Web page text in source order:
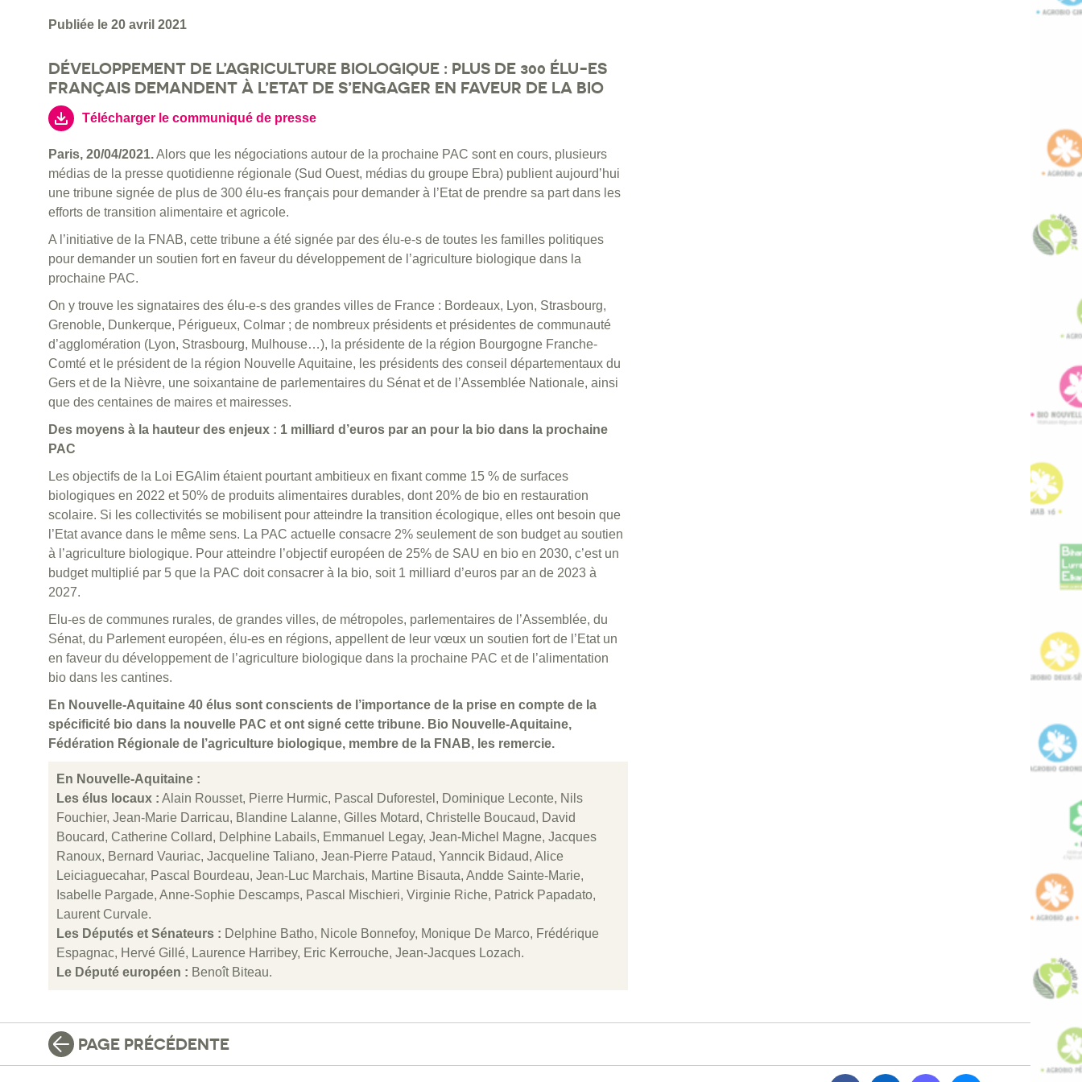
Publiée le 20 avril 2021
DÉVELOPPEMENT DE L’AGRICULTURE BIOLOGIQUE : PLUS DE 300 ÉLU-ES
FRANÇAIS DEMANDENT À L’ETAT DE S’ENGAGER EN FAVEUR DE LA BIO
Télécharger le communiqué de presse
Paris, 20/04/2021.Alors que les négociations autour de la prochaine PAC sont en cours, plusieurs
médias de la presse quotidienne régionale (Sud Ouest, médias du groupe Ebra) publient aujourd’hui
une tribune signée de plus de 300 élu-es français pour demander à l’Etat de prendre sa part dans les
efforts de transition alimentaire et agricole.
A l’initiative de la FNAB, cette tribune a été signée par des élu-e-s de toutes les familles politiques
pour demander un soutien fort en faveur du développement de l’agriculture biologique dans la
prochaine PAC.
On y trouve les signataires des élu-e-s des grandes villes de France : Bordeaux, Lyon, Strasbourg,
Grenoble, Dunkerque, Périgueux, Colmar ; de nombreux présidents et présidentes de communauté
d’agglomération (Lyon, Strasbourg, Mulhouse…), la présidente de la région Bourgogne Franche-
Comté et le président de la région Nouvelle Aquitaine, les présidents des conseil départementaux du
Gers et de la Nièvre, une soixantaine de parlementaires du Sénat et de l’Assemblée Nationale, ainsi
que des centaines de maires et mairesses.
Des moyens à la hauteur des enjeux : 1 milliard d’euros par an pour la bio dans la prochaine
PAC
Les objectifs de la Loi EGAlim étaient pourtant ambitieux en fixant comme 15 % de surfaces
biologiques en 2022 et 50% de produits alimentaires durables, dont 20% de bio en restauration
scolaire. Si les collectivités se mobilisent pour atteindre la transition écologique, elles ont besoin que
l’Etat avance dans le même sens. La PAC actuelle consacre 2% seulement de son budget au soutien
à l’agriculture biologique. Pour atteindre l’objectif européen de 25% de SAU en bio en 2030, c’est un
budget multiplié par 5 que la PAC doit consacrer à la bio, soit 1 milliard d’euros par an de 2023 à
2027.
Elu-es de communes rurales, de grandes villes, de métropoles, parlementaires de l’Assemblée, du
Sénat, du Parlement européen, élu-es en régions, appellent de leur vœux un soutien fort de l’Etat un
en faveur du développement de l’agriculture biologique dans la prochaine PAC et de l’alimentation
bio dans les cantines.
En Nouvelle-Aquitaine 40 élus sont conscients de l’importance de la prise en compte de la
spécificité bio dans la nouvelle PAC et ont signé cette tribune. Bio Nouvelle-Aquitaine,
Fédération Régionale de l’agriculture biologique, membre de la FNAB, les remercie.
En Nouvelle-Aquitaine :
Les élus locaux : Alain Rousset, Pierre Hurmic, Pascal Duforestel, Dominique Leconte, Nils
Fouchier, Jean-Marie Darricau, Blandine Lalanne, Gilles Motard, Christelle Boucaud, David
Boucard, Catherine Collard, Delphine Labails, Emmanuel Legay, Jean-Michel Magne, Jacques
Ranoux, Bernard Vauriac, Jacqueline Taliano, Jean-Pierre Pataud, Yanncik Bidaud, Alice
Leiciaguecahar, Pascal Bourdeau, Jean-Luc Marchais, Martine Bisauta, Andde Sainte-Marie,
Isabelle Pargade, Anne-Sophie Descamps, Pascal Mischieri, Virginie Riche, Patrick Papadato,
Laurent Curvale.
Les Députés et Sénateurs : Delphine Batho, Nicole Bonnefoy, Monique De Marco, Frédérique
Espagnac, Hervé Gillé, Laurence Harribey, Eric Kerrouche, Jean-Jacques Lozach.
Le Député européen : Benoît Biteau.
PAGE PRÉCÉDENTE